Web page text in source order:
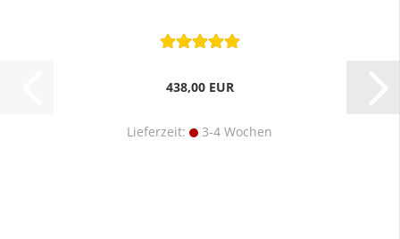
438,00 EUR
Lieferzeit: 3-4 Wochen